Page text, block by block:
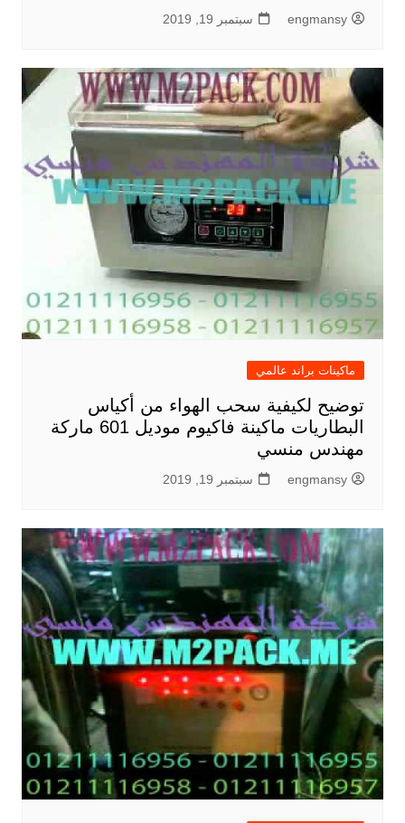
engmansy سبتمبر 19, 2019
ماكينات براند عالمي
توضيح لكيفية سحب الهواء من أكياس
البطاريات ماكينة فاكيوم موديل 601 ماركة
مهندس منسي
engmansy سبتمبر 19, 2019